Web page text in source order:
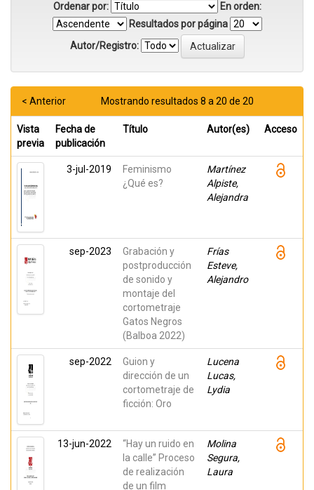
Ordenar por:
En orden:
Resultados por página
Autor/Registro:
Mostrando resultados 8 a 20 de 20
< Anterior
Vista
previa
Fecha de
publicación
Título Autor(es) Acceso
3-jul-2019
Feminismo
¿Qué es?
Martínez
Alpiste,
Alejandra
sep-2023
Grabación y
postproducción
de sonido y
montaje del
cortometraje
Gatos Negros
(Balboa 2022)
Frías
Esteve,
Alejandro
sep-2022
Guion y
dirección de un
cortometraje de
ficción: Oro
Lucena
Lucas,
Lydia
13-jun-2022
“Hay un ruido en
la calle” Proceso
de realización
de un film
Molina
Segura,
Laura